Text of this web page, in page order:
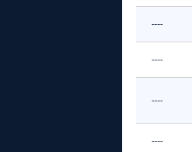
----
----
----
----